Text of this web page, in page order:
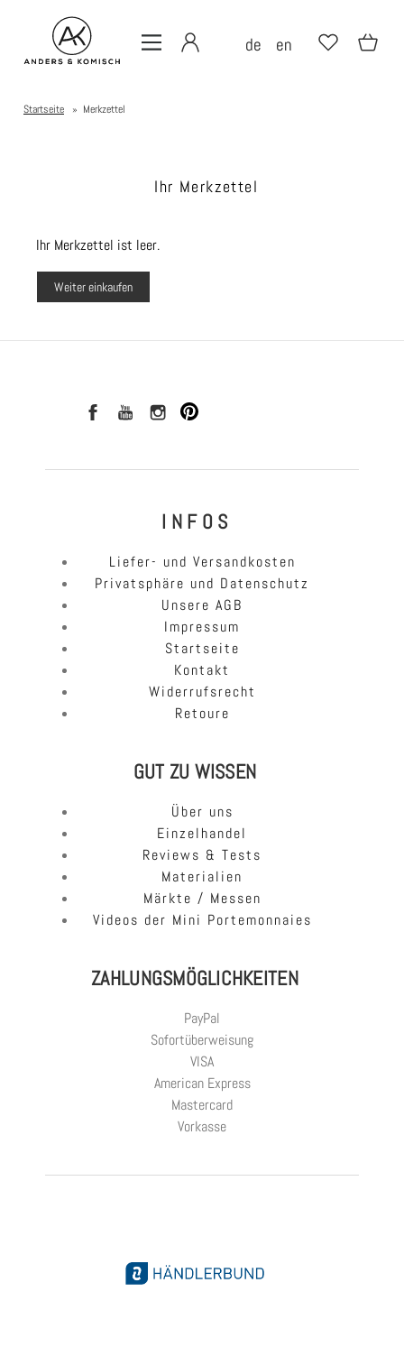
de en
Startseite » Merkzettel
Ihr Merkzettel
Ihr Merkzettel ist leer.
Weiter einkaufen
I N F O S
Liefer- und Versandkosten
Privatsphäre und Datenschutz
Unsere AGB
Impressum
Startseite
Kontakt
Widerrufsrecht
Retoure
GUT ZU WISSEN
Über uns
Einzelhandel
Reviews & Tests
Materialien
Märkte / Messen
Videos der Mini Portemonnaies
ZAHLUNGSMÖGLICHKEITEN
PayPal
Sofortüberweisung
VISA
American Express
Mastercard
Vorkasse